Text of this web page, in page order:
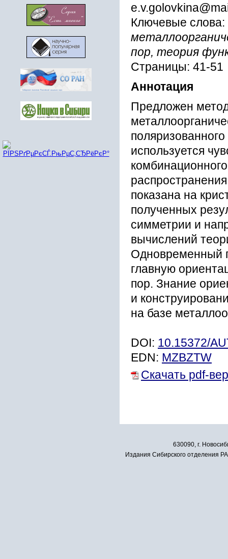
Ключевые слова:
пор, теория
Страницы: 41-51
Аннотация
Предложен
используется
показана на
полученных
симметрии и
вычислений
Одновременный
главную
пор. Знание
и
на базе
DOI: 10.15372/
EDN: MZBZTW
Скачать pdf-
630090, г.
Издания Сибирского отделения